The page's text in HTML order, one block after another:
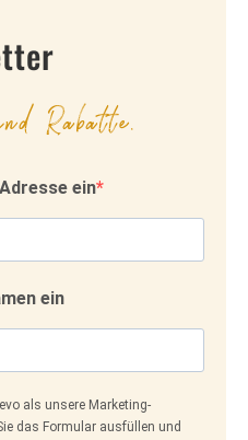
Rabatte.
ein
ein
als unsere Marketing-
das Formular ausfüllen und